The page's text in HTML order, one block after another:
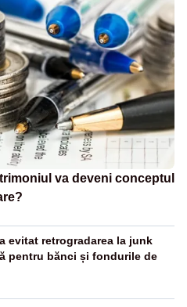
va deveni conceptul
evitat retrogradarea la junk
pentru bănci și fondurile de